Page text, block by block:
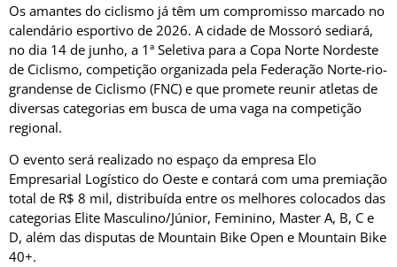
Os amantes do ciclismo já têm um compromisso marcado no
calendário esportivo de 2026. A cidade de Mossoró sediará,
no dia 14 de junho, a 1ª Seletiva para a Copa Norte Nordeste
de Ciclismo, competição organizada pela Federação Norte-rio-
grandense de Ciclismo (FNC) e que promete reunir atletas de
diversas categorias em busca de uma vaga na competição
regional.
O evento será realizado no espaço da empresa Elo
Empresarial Logístico do Oeste e contará com uma premiação
total de R$ 8 mil, distribuída entre os melhores colocados das
categorias Elite Masculino/Júnior, Feminino, Master A, B, C e
D, além das disputas de Mountain Bike Open e Mountain Bike
40+.